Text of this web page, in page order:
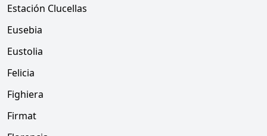
Estación Clucellas
Eusebia
Eustolia
Felicia
Fighiera
Firmat